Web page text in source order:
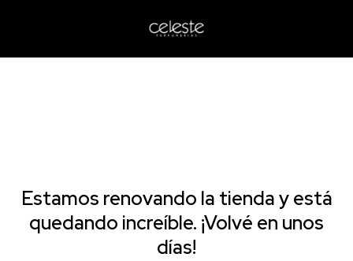
Estamos renovando la tienda y está
quedando increíble. ¡Volvé en unos
días!